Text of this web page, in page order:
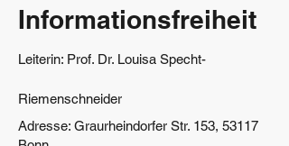
Informationsfreiheit
Leiterin: Prof. Dr. Louisa Specht-
Riemenschneider
Adresse: Graurheindorfer Str. 153, 53117